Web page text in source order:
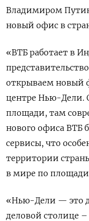
Владимиром
новый офис в
«ВТБ работает в
открываем новый
центре Нью-Дели.
площади, там
нового офиса ВТБ
сервисы, что
территории
в мире по
«Нью-Дели — это
деловой столице